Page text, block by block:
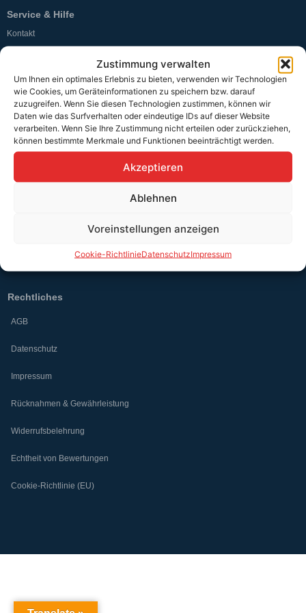
Zustimmung verwalten
Um Ihnen ein optimales Erlebnis zu bieten, verwenden wir Technologien
wie Cookies, um Geräteinformationen zu speichern bzw. darauf
zuzugreifen. Wenn Sie diesen Technologien zustimmen, können wir
Daten wie das Surfverhalten oder eindeutige IDs auf dieser Website
verarbeiten. Wenn Sie Ihre Zustimmung nicht erteilen oder zurückziehen,
können bestimmte Merkmale und Funktionen beeinträchtigt werden.
Akzeptieren
Ablehnen
Voreinstellungen anzeigen
Cookie-RichtlinieDatenschutzImpressum
Service & Hilfe
Kontakt
Rücknahmen & Gewährleistung
Erklärung §12 Abs. 3 UStG
Versand
Unser Versandpartner
Rechtliches
AGB
Datenschutz
Impressum
Rücknahmen & Gewährleistung
Widerrufsbelehrung
Echtheit von Bewertungen
Cookie-Richtlinie (EU)